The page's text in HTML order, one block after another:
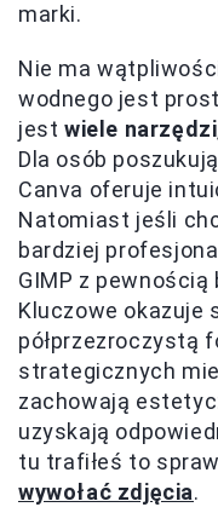
marki.
Nie ma
wodnego jest
jest wiele narzędzi
Dla osób
Canva oferuje
Natomiast jeśli
bardziej
GIMP z
Kluczowe okazuje
półprzezroczystą
strategicznych
zachowają
uzyskają
tu trafiłeś to
wywołać zdjęcia.